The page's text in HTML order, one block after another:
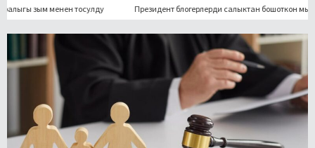
зым менен тосулду Президент блогерлерди салыктан бошоткон мыйзамга